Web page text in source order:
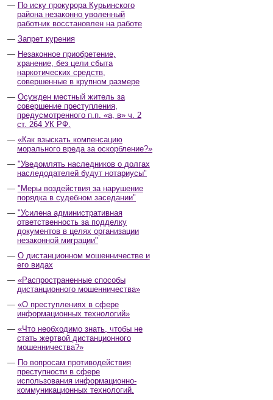
По иску прокурора Курьинского
района незаконно уволенный
работник восстановлен на работе
Запрет курения
Незаконное приобретение,
хранение, без цели сбыта
наркотических средств,
совершенные в крупном размере
Осужден местный житель за
совершение преступления,
предусмотренного п.п. «а, в» ч. 2
ст. 264 УК РФ.
«Как взыскать компенсацию
морального вреда за оскорбление?»
"Уведомлять наследников о долгах
наследодателей будут нотариусы"
"Меры воздействия за нарушение
порядка в судебном заседании"
"Усилена административная
ответственность за подделку
документов в целях организации
незаконной миграции"
О дистанционном мошенничестве и
его видах
«Распространенные способы
дистанционного мошенничества»
«О преступлениях в сфере
информационных технологий»
«Что необходимо знать, чтобы не
стать жертвой дистанционного
мошенничества?»
По вопросам противодействия
преступности в сфере
использования информационно-
коммуникационных технологий.